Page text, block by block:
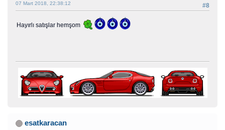
#8
07 Mart 2018, 22:38:12
Hayırlı satışlar hemşom
esatkaracan